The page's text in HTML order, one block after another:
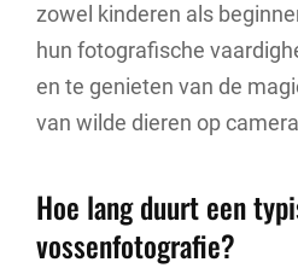
zowel kinderen als
hun fotografische
en te genieten van de
van wilde dieren op
Hoe lang duurt een
vossenfotografie?